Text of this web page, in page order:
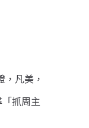
凡美，
抓周主